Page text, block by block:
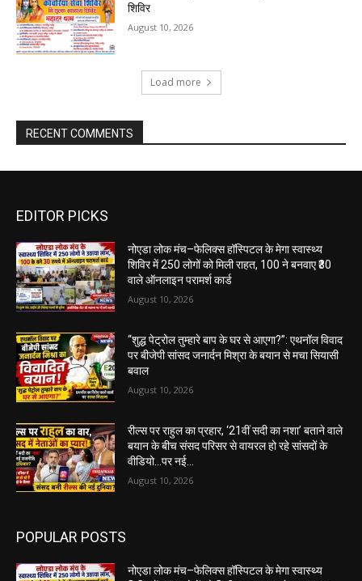
शिविर
August 10, 2026
Load more
RECENT COMMENTS
EDITOR PICKS
नोएडा लोक मंच–फेलिक्स हॉस्पिटल के मेगा स्वास्थ्य
शिविर में 250 लोगों को मिली राहत, 100 ने बनवाए ₹30
वाले ऑनलाइन परामर्श कार्ड
August 10, 2026
“शुद्ध पेट्रोल तुम्हारे बाप के घर से आएगा?”: एथनॉल विवाद
पर बीजेपी सांसद जनार्दन मिश्रा के बयान से मचा सियासी
बवाल
August 10, 2026
रील्स पर राहुल का प्रहार, ‘21वीं सदी का नशा’ बताने वाले
बयान के बीच संसद परिसर से वायरल हो रहे सांसदों के
वीडियो…पर नई...
August 10, 2026
POPULAR POSTS
नोएडा लोक मंच–फेलिक्स हॉस्पिटल के मेगा स्वास्थ्य